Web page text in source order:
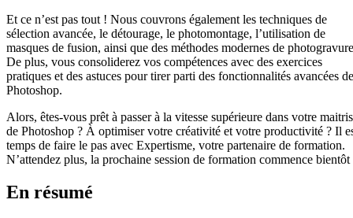
Et ce n’est pas tout ! Nous couvrons également les techniques de
sélection avancée, le détourage, le photomontage, l’utilisation de
masques de fusion, ainsi que des méthodes modernes de
De plus, vous consoliderez vos compétences avec des exercices
pratiques et des astuces pour tirer parti des fonctionnalités avancées de
Photoshop.
Alors, êtes-vous prêt à passer à la vitesse supérieure dans votre
de Photoshop ? À optimiser votre créativité et votre productivité ? Il
temps de faire le pas avec Expertisme, votre partenaire de formation.
N’attendez plus, la prochaine session de formation commence bientôt
En résumé